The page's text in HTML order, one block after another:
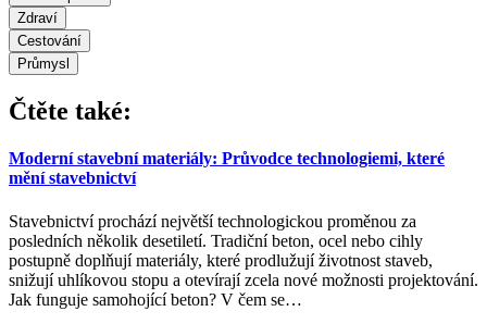
Zdraví
Cestování
Průmysl
Čtěte také:
Moderní stavební materiály: Průvodce technologiemi, které
mění stavebnictví
Stavebnictví prochází největší technologickou proměnou za
posledních několik desetiletí. Tradiční beton, ocel nebo cihly
postupně doplňují materiály, které prodlužují životnost staveb,
snižují uhlíkovou stopu a otevírají zcela nové možnosti projektování.
Jak funguje samohojící beton? V čem se…